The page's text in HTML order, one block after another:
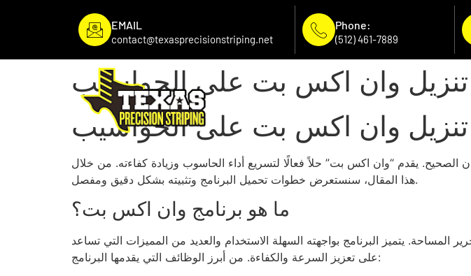
EMAIL
contact@texasprecisionstriping.net
Phone:
(512) 461-7889
Home About Us
وان اكس بت على الحواسيب
وان اكس بت على الحواسيب
يقدم “وان اكس بت” حلاً فعالًا لتسريع أداء الحاسوب وزيادة كفاءته. من خلال
هذا المقال، سنستعرض خطوات تحميل البرنامج وتثبيته بشكل دقيق ومفصل.
ما هو برنامج وان اكس بت؟
يتميز البرنامج بواجهته السهلة الاستخدام والعديد من المميزات التي تساعد
على تعزيز السرعة والكفاءة. من أبرز الوظائف التي يقدمها البرنامج: